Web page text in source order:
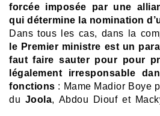
forcée imposée par une
qui détermine la nomination
Dans tous les cas, dans la
le Premier ministre est un
faut faire sauter pour pour
légalement irresponsable
fonctions : Mame Madior Boye
du Joola, Abdou Diouf et